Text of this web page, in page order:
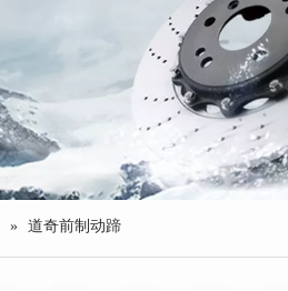
» 道奇前制动蹄